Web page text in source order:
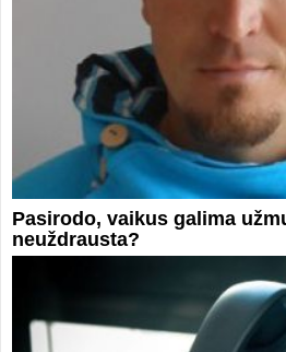
Pasirodo, vaikus galima
neuždrausta?